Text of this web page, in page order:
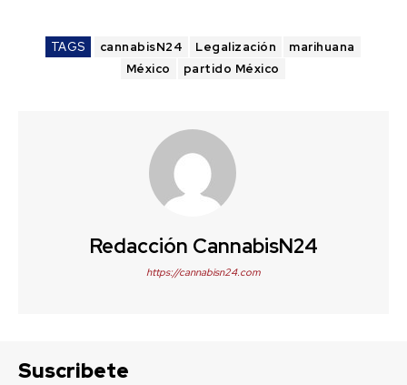
TAGS cannabisN24 Legalización
marihuana
México
partido México
Redacción CannabisN24
https://cannabisn24.com
Suscribete